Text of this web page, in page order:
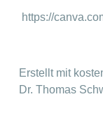
https://
Erstellt mit
Dr. Thomas